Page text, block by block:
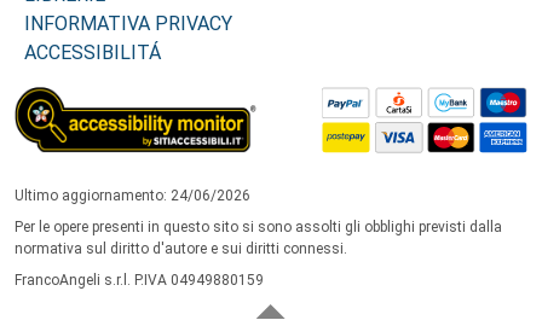
INFORMATIVA PRIVACY
ACCESSIBILITÁ
Ultimo aggiornamento: 24/06/2026
Per le opere presenti in questo sito si sono assolti gli obblighi previsti dalla
normativa sul diritto d'autore e sui diritti connessi.
FrancoAngeli s.r.l. P.IVA 04949880159